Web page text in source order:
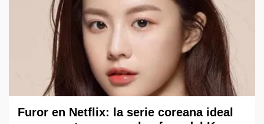
Furor en Netflix: la serie coreana ideal